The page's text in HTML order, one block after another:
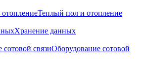
Теплый пол и отопление
Хранение данных
Оборудование сотовой